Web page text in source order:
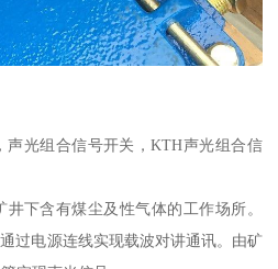
声光组合信号开关，KTH声光组合信
下含有煤尘及性气体的工作场所。
过电源连线实现载波对讲通讯。由矿